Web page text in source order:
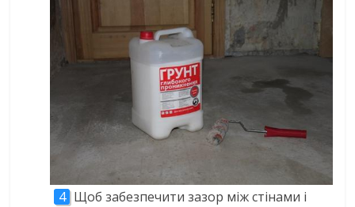
Щоб забезпечити зазор між стінами і